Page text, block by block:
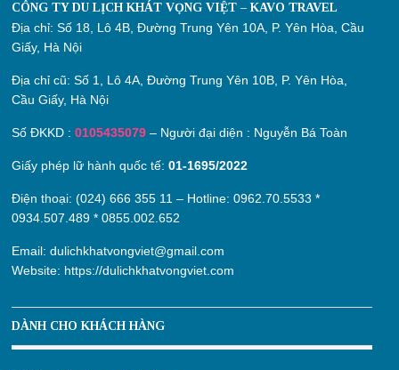
CÔNG TY DU LỊCH KHÁT VỌNG VIỆT – KAVO TRAVEL
Địa chỉ:Số 18, Lô 4B, Đường Trung Yên 10A, P. Yên Hòa, Cầu
Giấy, Hà Nội
Địa chỉ cũ:Số 1, Lô 4A, Đường Trung Yên 10B, P. Yên Hòa,
Cầu Giấy, Hà Nội
Số ĐKKD :0105435079 – Người đại diện : Nguyễn Bá Toàn
Giấy phép lữ hành quốc tế:01-1695/2022
Điện thoại: (024) 666 355 11 – Hotline:0962.70.5533 *
0934.507.489 *0855.002.652
Email:dulichkhatvongviet@gmail.com
Website: https://dulichkhatvongviet.com
DÀNH CHO KHÁCH HÀNG